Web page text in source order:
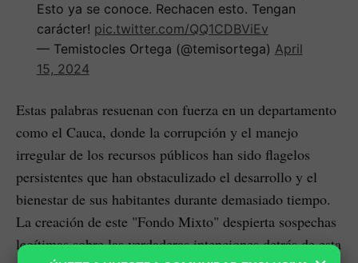
Esto ya se conoce. Rechacen esto. Tengan
carácter! pic.twitter.com/QQ1CDBViEv
— Temistocles Ortega (@temisortega) April
15, 2024
Estas palabras resuenan con fuerza en un departamento
como el Cauca, donde la corrupción y el manejo
irregular de los recursos públicos han sido flagelos
persistentes que han obstaculizado el desarrollo y el
bienestar de sus habitantes durante demasiado tiempo.
La creación de este "Fondo Mixto" despierta sospechas
legítimas sobre las verdaderas intenciones detrás de esta